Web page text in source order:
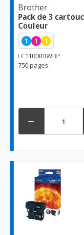
Brother
Pack de 3
Couleur
1 1 1
LC1100RBWBP
750 pages
